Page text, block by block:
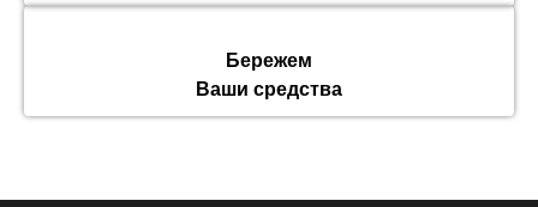
Бережем
Ваши средства